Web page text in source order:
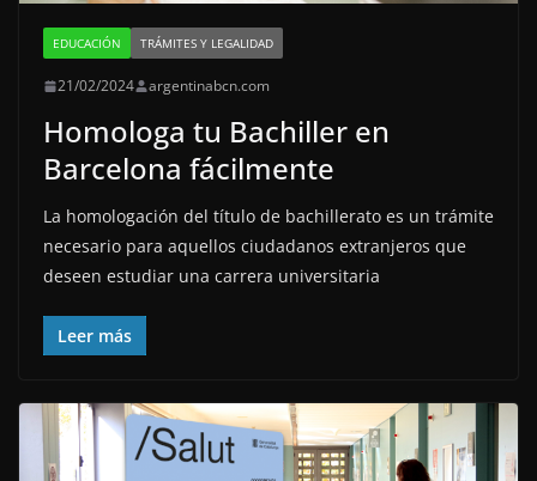
EDUCACIÓN TRÁMITES Y LEGALIDAD
21/02/2024 argentinabcn.com
Homologa tu Bachiller en
Barcelona fácilmente
La homologación del título de bachillerato es un trámite
necesario para aquellos ciudadanos extranjeros que
deseen estudiar una carrera universitaria
Leer más